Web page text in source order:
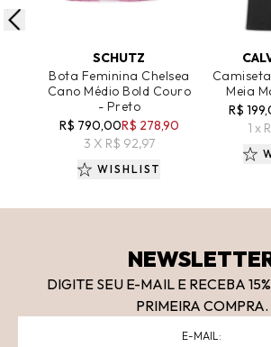
SCHUTZ
Bota Feminina Chelsea
Cano Médio Bold Couro
- Preto
R$ 790,00R$ 278,90
3 X R$ 92,97
WISHLIST
Meia
R$
1 x
DIGITE SEU E-MAIL E RECEBA 15
PRIMEIRA COMPRA.